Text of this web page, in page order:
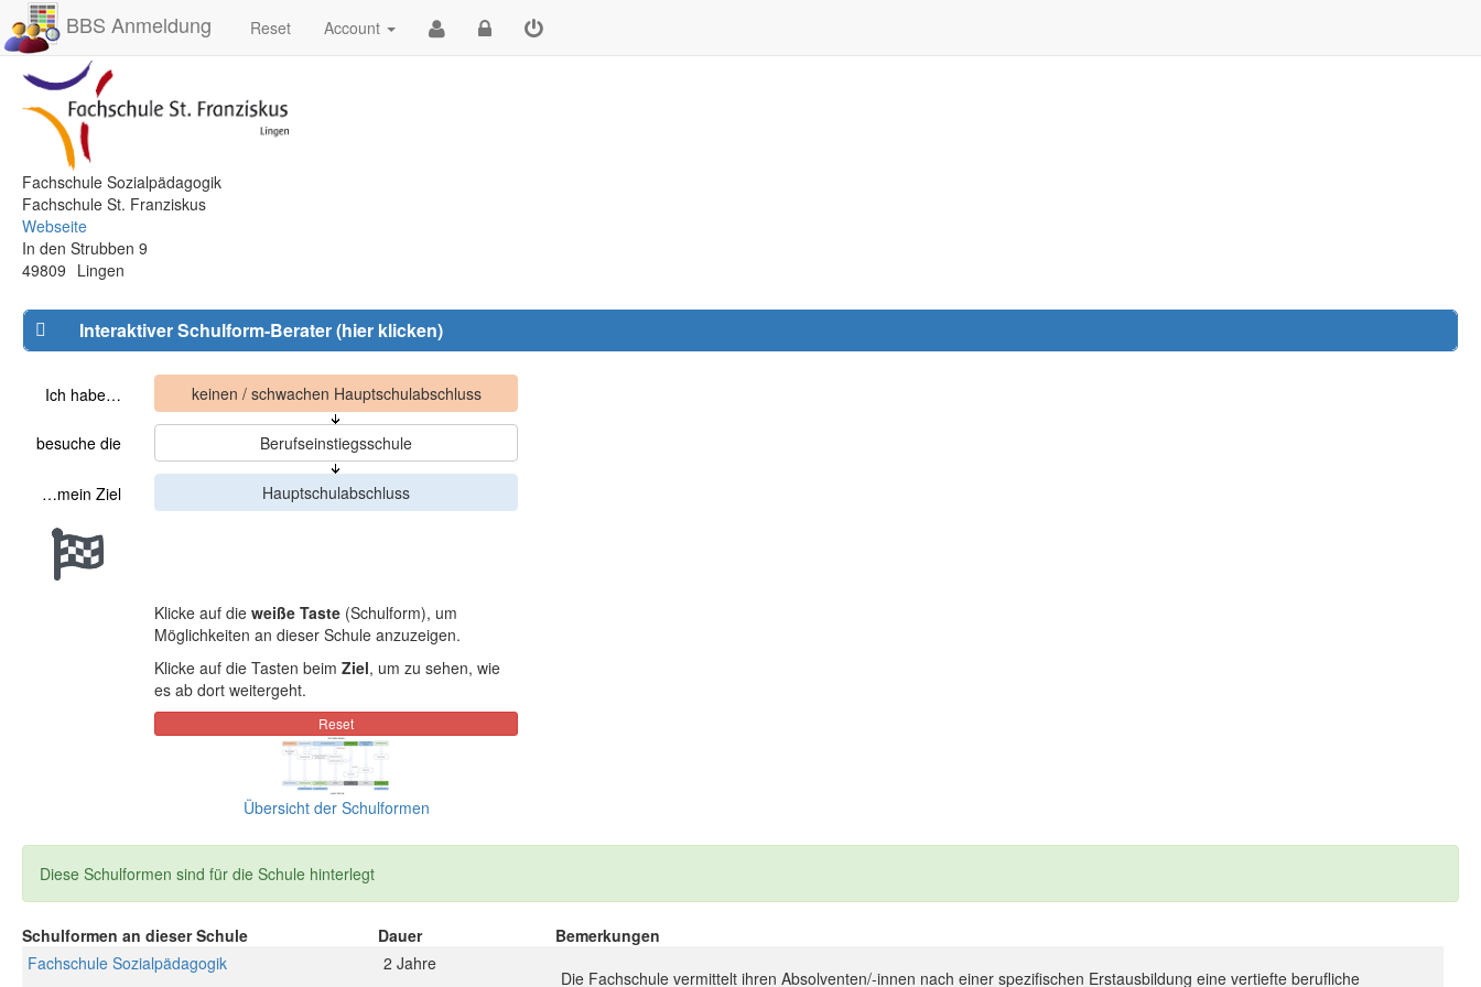
BBS Anmeldung Reset Account
Fachschule Sozialpädagogik
Fachschule St. Franziskus
Webseite
In den Strubben 9
49809 Lingen
Interaktiver Schulform-Berater (hier klicken)
Ich habe…
besuche die
…mein Ziel
Klicke auf die weiße Taste (Schulform), um
Möglichkeiten an dieser Schule anzuzeigen.
Klicke auf die Tasten beim Ziel, um zu sehen, wie
es ab dort weitergeht.
Übersicht der Schulformen
Diese Schulformen sind für die Schule hinterlegt
Schulformen an dieser Schule Dauer
Bemerkungen
Fachschule Sozialpädagogik
2 Jahre
Die Fachschule vermittelt ihren Absolventen/-innen nach einer spezifischen Erstausbildung eine vertiefte berufliche